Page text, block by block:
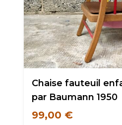
Chaise fauteuil
par Baumann 1950
99,00 €